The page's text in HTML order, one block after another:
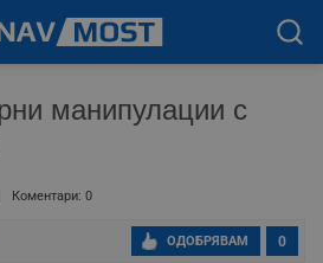
манипулации с
Коментари: 0
0
ОДОБРЯВАМ